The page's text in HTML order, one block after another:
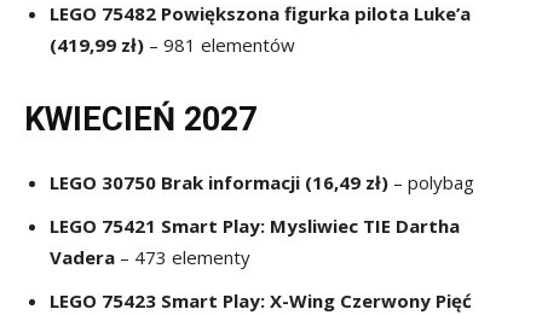
LEGO 75482 Powiększona figurka pilota Luke’a
(419,99 zł) – 981 elementów
KWIECIEŃ 2027
LEGO 30750 Brak informacji (16,49 zł) – polybag
LEGO 75421 Smart Play: Mysliwiec TIE Dartha
Vadera – 473 elementy
LEGO 75423 Smart Play: X-Wing Czerwony Pięć